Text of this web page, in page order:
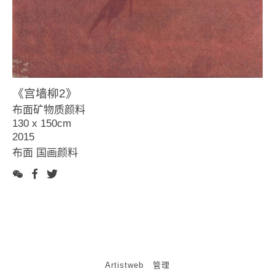
7、存在的与正在消失的(2009复写纸）
8、谁解其中味(2014)
9、夜色篇（2006~2009布面）
10、直线系列（2006~2009纸本）
11、水墨实验系列（2008~2012纸本）
12、石头记（2012~2018篆刻）
《宫墙柳2》
布面矿物质颜料
130 x 150cm
2015
布面 国画颜料
Artistweb 管理